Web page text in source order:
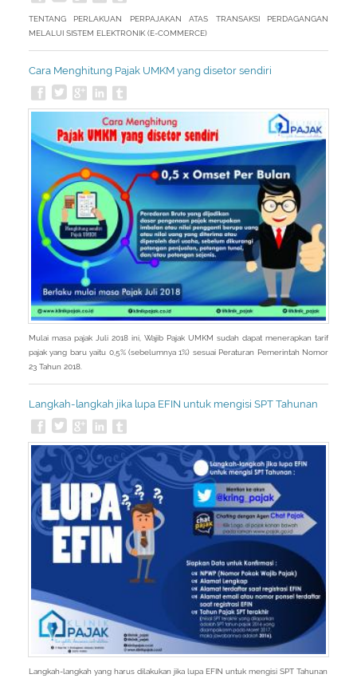
TENTANG PERLAKUAN PERPAJAKAN ATAS TRANSAKSI PERDAGANGAN
MELALUI SISTEM ELEKTRONIK (E-COMMERCE)
Cara Menghitung Pajak UMKM yang disetor sendiri
Mulai masa pajak Juli 2018 ini, Wajib Pajak UMKM sudah dapat menerapkan tarif
pajak yang baru yaitu 0,5% (sebelumnya 1%) sesuai Peraturan Pemerintah Nomor
23 Tahun 2018.
Langkah-langkah jika lupa EFIN untuk mengisi SPT Tahunan
Langkah-langkah yang harus dilakukan jika lupa EFIN untuk mengisi SPT Tahunan